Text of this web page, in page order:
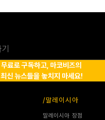
무료로 구독하고, 마코비즈의
최신 뉴스들을 놓치지 마세요!
/말레이시아
말레이시아 장점